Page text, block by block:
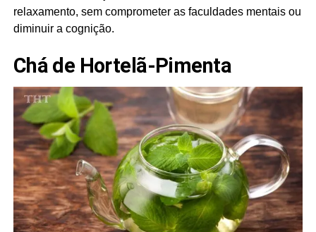
relaxamento, sem comprometer as faculdades mentais ou
diminuir a cognição.
Chá de Hortelã-Pimenta